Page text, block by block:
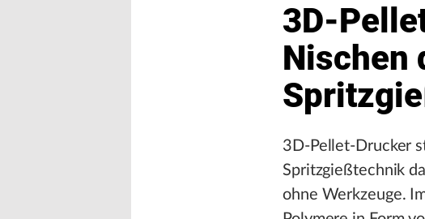
3D-
Nischen
3D-Pellet-Drucker
Spritzgießtechnik
ohne Werkzeuge.